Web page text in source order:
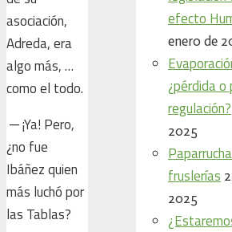
asociación,
Adreda, era
algo más, …
como el todo.
─ ¡Ya! Pero,
¿no fue
Ibáñez quien
más luchó por
las Tablas?
efecto
enero de
¿pérdida
regulación?
2025
fruslerías
2025